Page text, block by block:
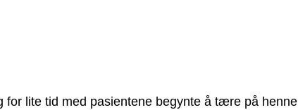
for lite tid med pasientene begynte å tære på henne